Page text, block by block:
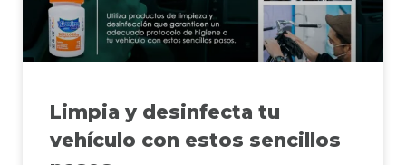
Limpia y desinfecta tu
vehículo con estos sencillos